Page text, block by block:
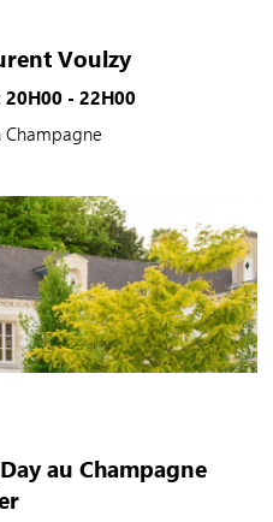
Voulzy
- 22H00
au Champagne